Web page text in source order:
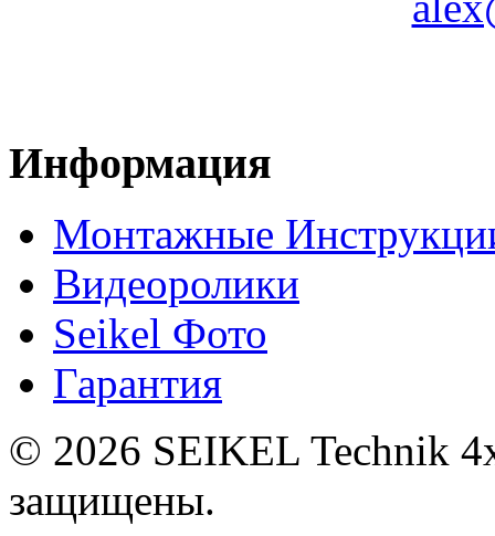
Информация
Монтажные
Видеоролики
Seikel Фото
Гарантия
© 2026 SEIKEL Technik
защищены.